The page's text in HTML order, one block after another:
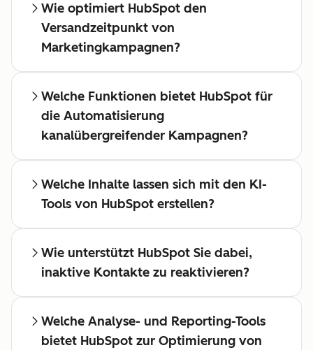
Wie optimiert HubSpot den
Versandzeitpunkt von
Marketingkampagnen?
Welche Funktionen bietet HubSpot für
die Automatisierung
kanalübergreifender Kampagnen?
Welche Inhalte lassen sich mit den KI-
Tools von HubSpot erstellen?
Wie unterstützt HubSpot Sie dabei,
inaktive Kontakte zu reaktivieren?
Welche Analyse- und Reporting-Tools
bietet HubSpot zur Optimierung von